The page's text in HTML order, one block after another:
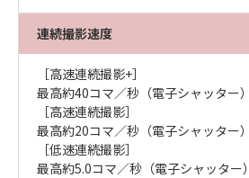
連続撮影速度
［高速連続撮影+］
最高約40コマ／秒（電子シャッター）
［高速連続撮影］
最高約20コマ／秒（電子シャッター）
［低速連続撮影］
最高約5.0コマ／秒（電子シャッター）